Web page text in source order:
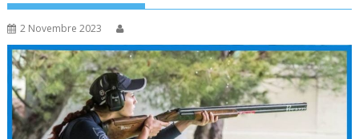
2 Novembre 2023